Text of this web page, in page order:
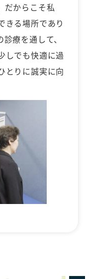
だからこそ私
きる場所であり
療を通して、
しでも快適に過
とりに誠実に向